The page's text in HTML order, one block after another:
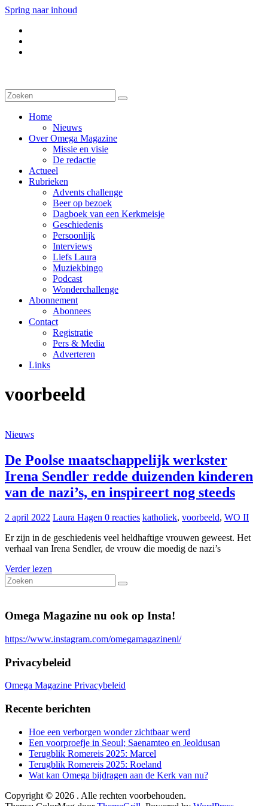
Spring naar inhoud
Home
Nieuws
Over Omega Magazine
Missie en visie
De redactie
Actueel
Rubrieken
Advents challenge
Beer op bezoek
Dagboek van een Kerkmeisje
Geschiedenis
Persoonlijk
Interviews
Liefs Laura
Muziekbingo
Podcast
Wonderchallenge
Abonnement
Abonnees
Contact
Registratie
Pers & Media
Adverteren
Links
voorbeeld
Nieuws
De Poolse maatschappelijk werkster
Irena Sendler redde duizenden kinderen
van de nazi’s, en inspireert nog steeds
2 april 2022 Laura Hagen 0 reacties katholiek, voorbeeld, WO II
Er zijn in de geschiedenis veel heldhaftige vrouwen geweest. Het
verhaal van Irena Sendler, de vrouw die moedig de nazi’s
Verder lezen
Omega Magazine nu ook op Insta!
https://www.instagram.com/omegamagazinenl/
Privacybeleid
Omega Magazine Privacybeleid
Recente berichten
Hoe een verborgen wonder zichtbaar werd
Een voorproefje in Seoul; Saenamteo en Jeoldusan
Terugblik Romereis 2025: Marcel
Terugblik Romereis 2025: Roeland
Wat kan Omega bijdragen aan de Kerk van nu?
Copyright © 2026 . Alle rechten voorbehouden.